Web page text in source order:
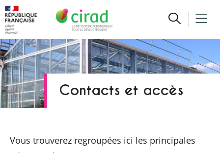
Contacts et accès
Vous trouverez regroupées ici les principales